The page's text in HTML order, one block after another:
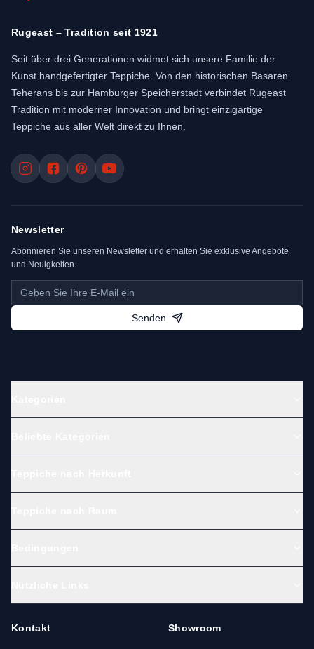
Rugeast – Tradition seit 1921
Seit über drei Generationen widmet sich unsere Familie der
Kunst handgefertigter Teppiche. Von den historischen Basaren
Teherans bis zur Hamburger Speicherstadt verbindet Rugeast
Tradition mit moderner Innovation und bringt einzigartige
Teppiche aus aller Welt direkt zu Ihnen.
Newsletter
Abonnieren Sie unseren Newsletter und erhalten Sie exklusive Angebote
und Neuigkeiten.
Senden
Kontakt Showroom